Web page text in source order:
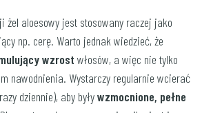
żel aloesowy jest stosowany raczej jako
np. cerę. Warto jednak wiedzieć, że
wzrost włosów, a więc nie tylko
nawodnienia. Wystarczy regularnie wcierać
dziennie), aby byływzmocnione, pełne